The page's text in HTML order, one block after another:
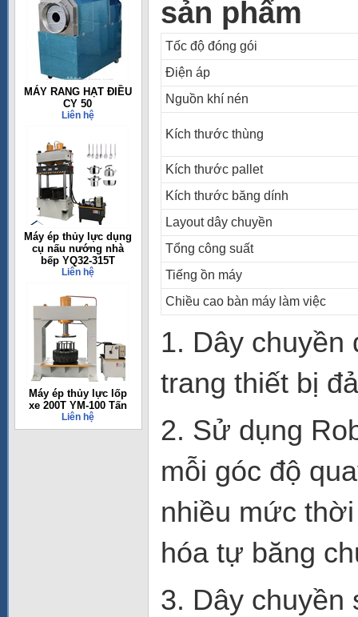
MÁY RANG HẠT ĐIỀU
CY 50
Liên hệ
Máy ép thủy lực dụng
cụ nấu nướng nhà
bếp YQ32-315T
Liên hệ
Máy ép thủy lực lốp
xe 200T YM-100 Tấn
Liên hệ
sản phẩm
Tốc độ đóng gói
Điện áp
Nguồn khí nén
Kích thước thùng
Kích thước pallet
Kích thước băng dính
Layout dây chuyền
Tổng công suất
Tiếng ồn máy
Chiều cao bàn máy làm việc
1. Dây
trang thiết bị
2. Sử dụng
mỗi góc độ
nhiều mức
hóa tự băng
3. Dây chuyền